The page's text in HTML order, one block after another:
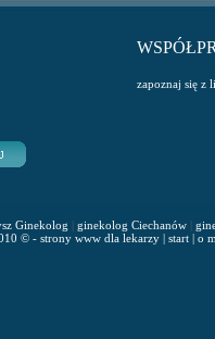
zapoznaj się z
Ginekolog | ginekolog Ciechanów|
© - strony www dla lekarzy| start| o